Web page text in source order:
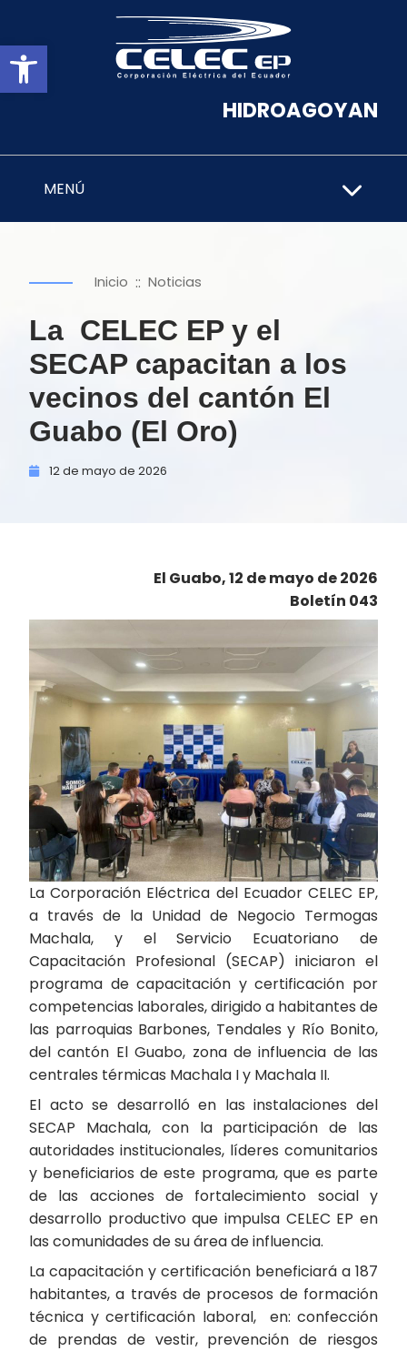
Abrir barra de herramientas
HIDROAGOYAN
MENÚ
Inicio :: Noticias
La CELEC EP y el
SECAP capacitan a los
vecinos del cantón El
Guabo (El Oro)
12 de mayo de 2026
El Guabo, 12 de mayo de 2026
Boletín 043
La Corporación Eléctrica del Ecuador CELEC EP,
a través de la Unidad de Negocio Termogas
Machala, y el Servicio Ecuatoriano de
Capacitación Profesional (SECAP) iniciaron el
programa de capacitación y certificación por
competencias laborales, dirigido a habitantes de
las parroquias Barbones, Tendales y Río Bonito,
del cantón El Guabo, zona de influencia de las
centrales térmicas Machala I y Machala II.
El acto se desarrolló en las instalaciones del
SECAP Machala, con la participación de las
autoridades institucionales, líderes comunitarios
y beneficiarios de este programa, que es parte
de las acciones de fortalecimiento social y
desarrollo productivo que impulsa CELEC EP en
las comunidades de su área de influencia.
La capacitación y certificación beneficiará a 187
habitantes, a través de procesos de formación
técnica y certificación laboral, en: confección
de prendas de vestir, prevención de riesgos